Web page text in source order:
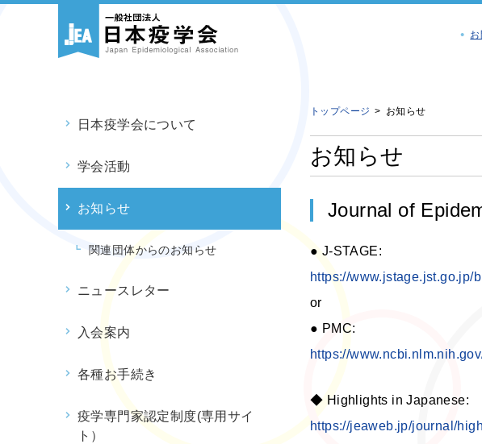
日本疫学会について
学会活動
お知らせ
関連団体からのお知らせ
ニュースレター
入会案内
各種お手続き
疫学専門家認定制度(専用サイ
ト）
トップページ お知らせ
お知らせ
Journal of
● J-STAGE:
https://www.jstage.jst.go.jp/
or
● PMC:
https://
◆ Highlights in Japanese:
https://jeaweb.jp/journal/